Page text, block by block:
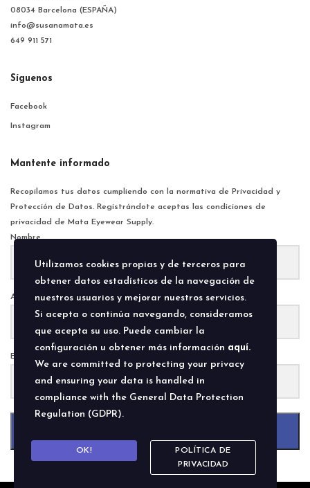
08034 Barcelona (ESPAÑA)
info@susanamata.es
649 911 571
Síguenos
Facebook
Instagram
Mantente informado
Recopilamos tus datos cumpliendo con la normativa de Privacidad y
Protección de Datos. Registrándote aceptas las condiciones de
privacidad de Mata Eyewear Supply.
Nombre
Apellido
E-Mail
Utilizamos cookies propias y de terceros para
obtener datos estadísticos de la navegación de
nuestros usuarios y mejorar nuestros servicios.
Si acepta o continúa navegando, consideramos
que acepta su uso. Puede cambiar la
configuración u obtener más información aquí.
We are committed to protecting your privacy
and ensuring your data is handled in
compliance with the General Data Protection
Regulation (GDPR).
OK!
POLÍTICA DE
PRIVACIDAD